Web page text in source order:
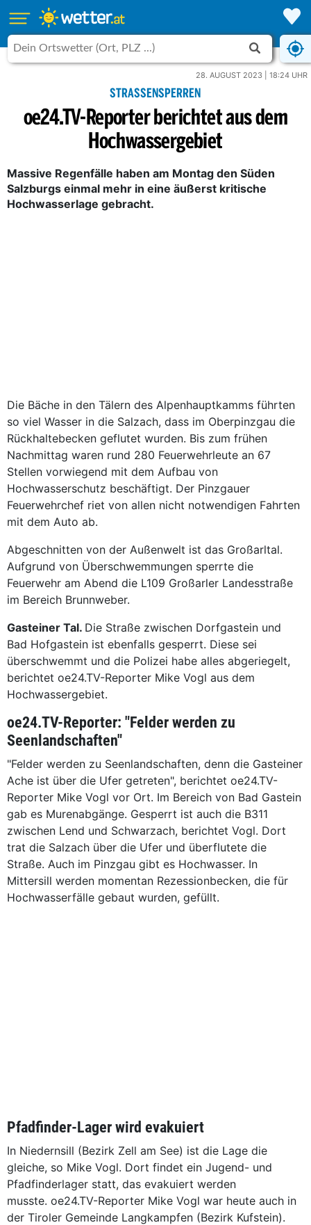
28. AUGUST 2023 | 18:24 UHR
STRASSENSPERREN
oe24.TV-Reporter berichtet aus dem
Hochwassergebiet
Massive Regenfälle haben am Montag den Süden
Salzburgs einmal mehr in eine äußerst kritische
Hochwasserlage gebracht.
Die Bäche in den Tälern des Alpenhauptkamms führten
so viel Wasser in die Salzach, dass im Oberpinzgau die
Rückhaltebecken geflutet wurden. Bis zum frühen
Nachmittag waren rund 280 Feuerwehrleute an 67
Stellen vorwiegend mit dem Aufbau von
Hochwasserschutz beschäftigt. Der Pinzgauer
Feuerwehrchef riet von allen nicht notwendigen Fahrten
mit dem Auto ab.
Abgeschnitten von der Außenwelt ist das Großarltal.
Aufgrund von Überschwemmungen sperrte die
Feuerwehr am Abend die L109 Großarler Landesstraße
im Bereich Brunnweber.
Gasteiner Tal. Die Straße zwischen Dorfgastein und
Bad Hofgastein ist ebenfalls gesperrt. Diese sei
überschwemmt und die Polizei habe alles abgeriegelt,
berichtet oe24.TV-Reporter Mike Vogl aus dem
Hochwassergebiet.
oe24.TV-Reporter: "Felder werden zu
Seenlandschaften"
"Felder werden zu Seenlandschaften, denn die Gasteiner
Ache ist über die Ufer getreten", berichtet oe24.TV-
Reporter Mike Vogl vor Ort. Im Bereich von Bad Gastein
gab es Murenabgänge. Gesperrt ist auch die B311
zwischen Lend und Schwarzach, berichtet Vogl. Dort
trat die Salzach über die Ufer und überflutete die
Straße. Auch im Pinzgau gibt es Hochwasser. In
Mittersill werden momentan Rezessionbecken, die für
Hochwasserfälle gebaut wurden, gefüllt.
Pfadfinder-Lager wird evakuiert
In Niedernsill (Bezirk Zell am See) ist die Lage die
gleiche, so Mike Vogl. Dort findet ein Jugend- und
Pfadfinderlager statt, das evakuiert werden
musste. oe24.TV-Reporter Mike Vogl war heute auch in
der Tiroler Gemeinde Langkampfen (Bezirk Kufstein).